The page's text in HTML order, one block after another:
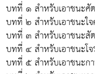
บทที่ ๑ สำหรับเอาชนะศั
บทที่ ๒ สำหรับเอาชนะใ
บทที่ ๓ สำหรับเอาชนะสั
บทที่ ๔ สำหรับเอาชนะโ
บทที่ ๕ สำหรับเอาชนะก